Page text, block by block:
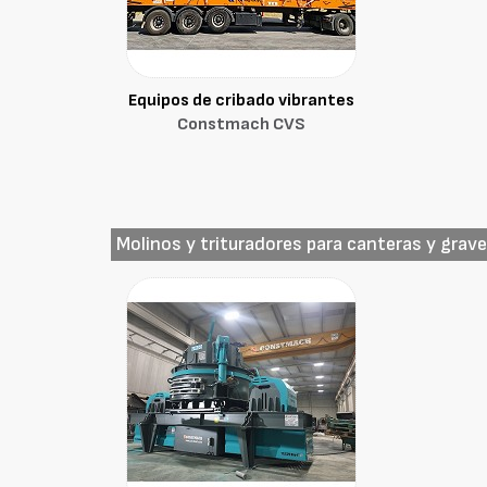
Equipos de cribado vibrantes
Constmach CVS
Molinos y trituradores para canteras y